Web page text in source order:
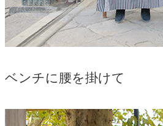
ベンチに腰を掛けて